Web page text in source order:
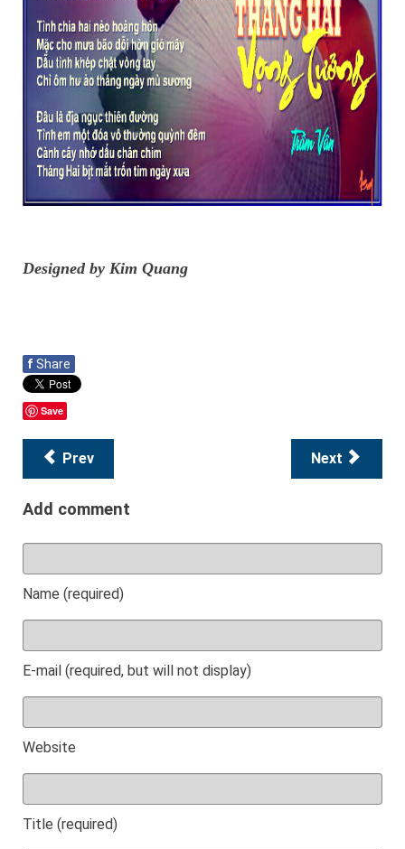
Designed by Kim Quang
f Share
Save
Prev Next
Add comment
Name (required)
E-mail (required, but will not display)
Website
Title (required)